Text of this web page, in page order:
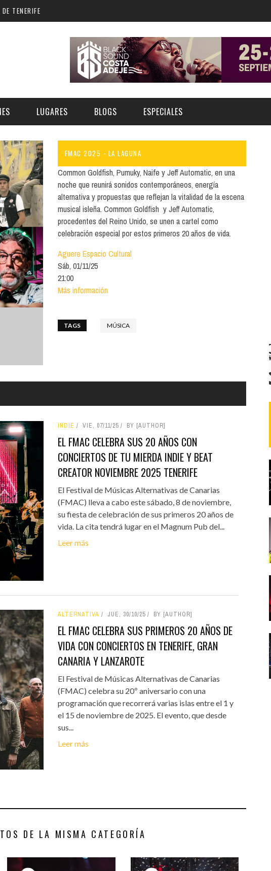
TENERIFE
LUGAR
Norte
Santa Cruz | La Laguna
Islas
Cultura
Deporte y Naturaleza
Gastro
LUGARES
ARTE | MUSEOS
SALAS Y AUDITORIOS
ESPACIOS CULTURALES
NOCHE
LOCALES CON ACTUACIONES
COMERCIO
GASTRO
FORMATIVO
BLOGS ESPECIALES
FESTIVAL BOREAL 2026
FESTIVAL TAGANANA 2026
TENERIFE PHE FESTIVAL 2026
XXVII VERANO DE CUENTO
FMAC 2025 - LA LAGUNA
Common Goldfish, Pumuky, Naife y Jeff Automatic, en una
noche que reunirá sonidos contemporáneos, energía
alternativa y propuestas que reflejan la vitalidad de la escena
musical isleña. Common Goldfish y Jeff Automatic,
procedentes del Reino Unido, se unen a cartel como
celebración especial por estos primeros 20 años de vida.
Aguere Espacio Cultural
Sáb, 01/11/25
21:00
Más información
TAGS MÚSICA
INDIE VIE, 07/11/25 BY [AUTHOR]
EL FMAC CELEBRA SUS 20 AÑOS CON
CONCIERTOS DE TU MIERDA INDIE Y BEAT
CREATOR NOVIEMBRE 2025 TENERIFE
El Festival de Músicas Alternativas de Canarias
(FMAC) lleva a cabo este sábado, 8 de noviembre,
su fiesta de celebración de sus primeros 20 años de
vida. La cita tendrá lugar en el Magnum Pub del...
Leer más
ALTERNATIVA JUE, 30/10/25 BY [AUTHOR]
EL FMAC CELEBRA SUS PRIMEROS 20 AÑOS DE
VIDA CON CONCIERTOS EN TENERIFE, GRAN
CANARIA Y LANZAROTE
El Festival de Músicas Alternativas de Canarias
(FMAC) celebra su 20º aniversario con una
programación que recorrerá varias islas entre el 1 y
el 15 de noviembre de 2025. El evento, que desde
sus...
Leer más
DE LA MISMA CATEGORÍA